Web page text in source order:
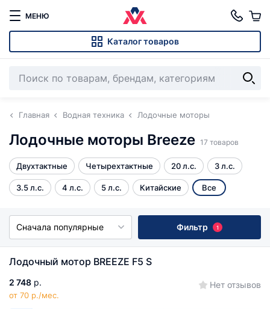
МЕНЮ
Каталог товаров
Главная Водная техника Лодочные моторы
Лодочные моторы Breeze 17 товаров
Двухтактные Четырехтактные 20 л.с. 3 л.с.
3.5 л.с. 4 л.с. 5 л.с. Китайские Все
Сначала популярные Фильтр 1
Лодочный мотор BREEZE F5 S
2 748 р.
от 70 р./мес.
Нет отзывов